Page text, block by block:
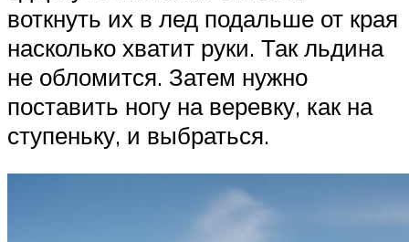
воткнуть их в лед подальше от края
насколько хватит руки. Так льдина
не обломится. Затем нужно
поставить ногу на веревку, как на
ступеньку, и выбраться.